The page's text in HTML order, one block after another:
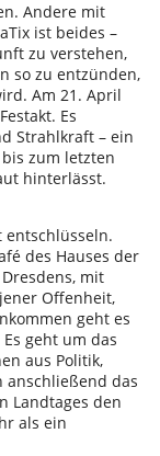
Andere mit
ist beides –
zu verstehen,
so zu entzünden,
Am 21. April
Es
Strahlkraft – ein
zum letzten
hinterlässt.
entschlüsseln.
des Hauses der
mit
Offenheit,
geht es
geht um das
aus Politik,
anschließend das
Landtages den
als ein